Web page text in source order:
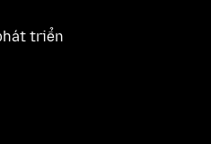
triển